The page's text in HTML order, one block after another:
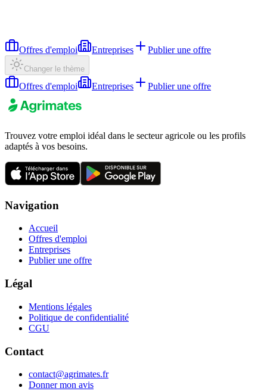
Offres d'emploi Entreprises Publier une offre
Changer le thème
Offres d'emploi Entreprises Publier une offre
Trouvez votre emploi idéal dans le secteur agricole ou les profils
adaptés à vos besoins.
Navigation
Accueil
Offres d'emploi
Entreprises
Publier une offre
Légal
Mentions légales
Politique de confidentialité
CGU
Contact
contact@agrimates.fr
Donner mon avis